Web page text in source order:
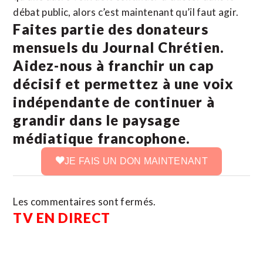
débat public, alors c’est maintenant qu’il faut agir.
Faites partie des donateurs
mensuels du Journal Chrétien.
Aidez-nous à franchir un cap
décisif et permettez à une voix
indépendante de continuer à
grandir dans le paysage
médiatique francophone.
JE FAIS UN DON MAINTENANT
Les commentaires sont fermés.
TV EN DIRECT